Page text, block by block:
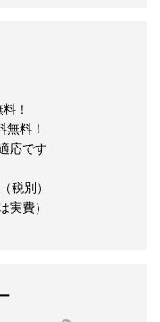
！
無料！
応です
税別）
実費）